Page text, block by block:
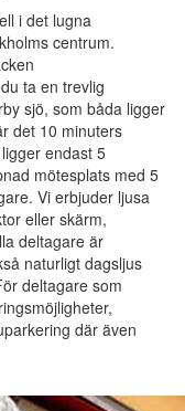
i det lugna
centrum.
ta en trevlig
sjö, som båda ligger
det 10 minuters
endast 5
mötesplats med 5
Vi erbjuder ljusa
eller skärm,
deltagare är
naturligt dagsljus
deltagare som
där även